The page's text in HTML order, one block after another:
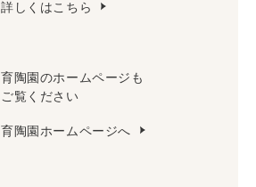
詳しくはこちら
育陶園のホームページも
ご覧ください
育陶園ホームページへ